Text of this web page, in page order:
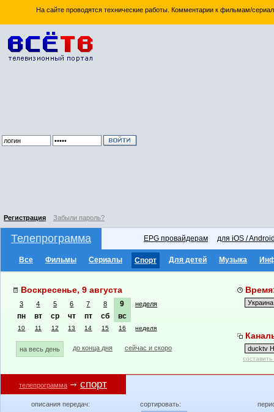
На сайте проводятся технические работы. Комментарии к фильмам/
Регистрация Забыли пароль?
Телепрограмма EPG провайдерам для iOS /
Все Фильмы Сериалы Спорт Для детей Музыка
Воскресенье, 9 августа
3 4 5 6 7 8 9 неделя
пн вт ср чт пт сб вс
10 11 12 13 14 15 16 неделя
на весь день до конца дня сейчас и скоро
телепрограмма спорт
описания передач:
сортировать: